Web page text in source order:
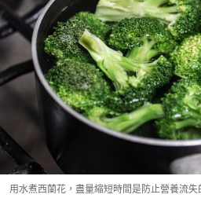
用水煮西蘭花，盡量縮短時間是防止營養流失